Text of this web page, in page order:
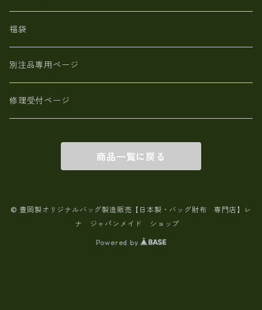
福袋
別注品専用ページ
修理受付ページ
商品一覧に戻る
© 豊岡製オリジナルバッグ製造販売【日本製・バッグ財布 専門店】レ
ナ ジャパンメイド ショップ
Powered by